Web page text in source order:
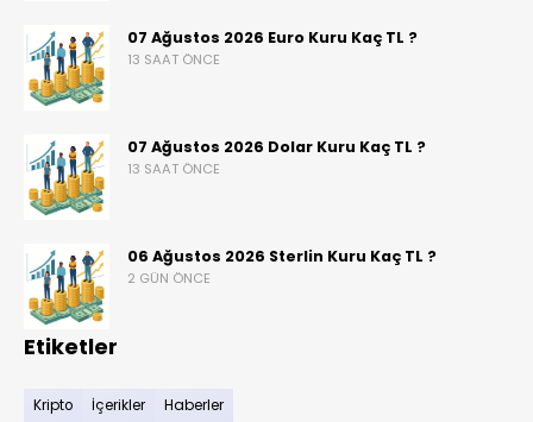
07 Ağustos 2026 Euro Kuru Kaç TL ?
13 SAAT ÖNCE
07 Ağustos 2026 Dolar Kuru Kaç TL ?
13 SAAT ÖNCE
06 Ağustos 2026 Sterlin Kuru Kaç TL ?
2 GÜN ÖNCE
Etiketler
Kripto İçerikler Haberler